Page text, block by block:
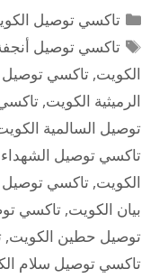
التصنيفات
تاكسي توصيل
الوسوم
تاكسي توصيل
الكويت, تاكسي توصيل
الرميثية الكويت,
توصيل السالمية
تاكسي توصيل
الكويت, تاكسي توصيل
بيان الكويت, تاكسي
توصيل حطين الكويت,
تاكسي توصيل سلام